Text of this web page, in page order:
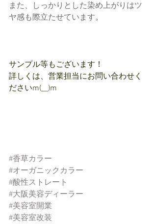
また、しっかりとした染め上がりはツ
ヤ感も際立たせています。
サンプル等もございます！
詳しくは、営業担当にお問い合わせく
ださいm(__)m
#香草カラー
#オーガニックカラー
#酸性ストレート
#大阪美容ディーラー
#美容室開業
#美容室改装